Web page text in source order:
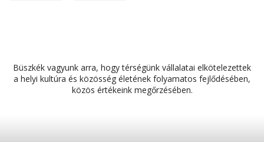
Büszkék vagyunk arra, hogy térségünk vállalatai elkötelezettek
a helyi kultúra és közösség életének folyamatos fejlődésében,
közös értékeink megőrzésében.